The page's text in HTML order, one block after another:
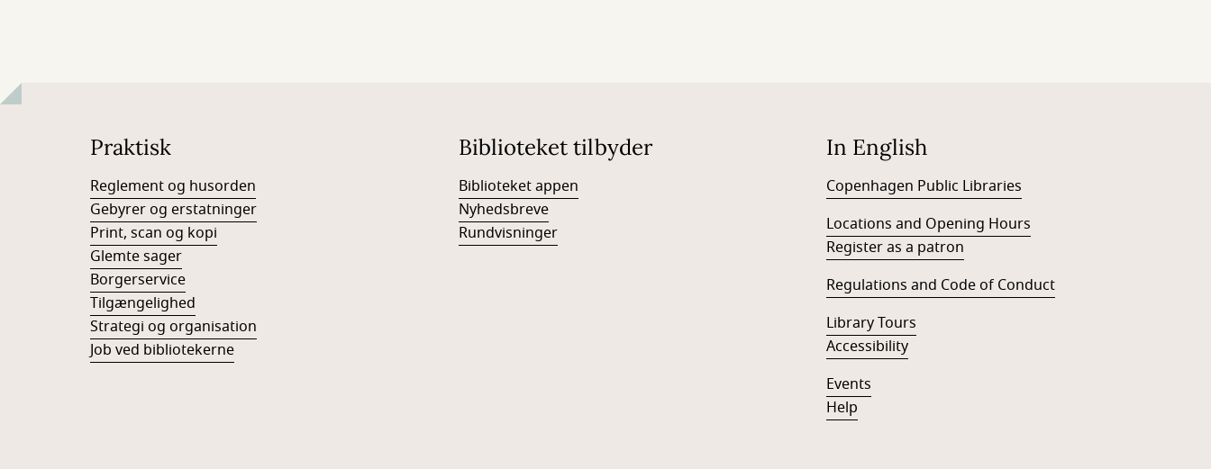
Praktisk
Reglement og husorden
Gebyrer og erstatninger
Print, scan og kopi
Glemte sager
Borgerservice
Tilgængelighed
Strategi og organisation
Job ved bibliotekerne
Biblioteket tilbyder
Biblioteket appen
Nyhedsbreve
Rundvisninger
In English
Copenhagen Public Libraries
Locations and Opening Hours
Register as a patron
Regulations and Code of Conduct
Library Tours
Accessibility
Events
Help